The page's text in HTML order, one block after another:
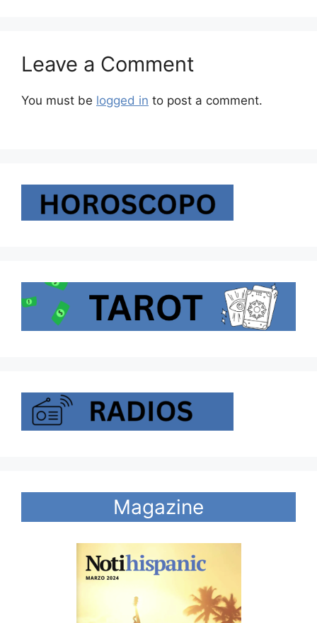
Leave a Comment
You must be logged in to post a comment.
Magazine